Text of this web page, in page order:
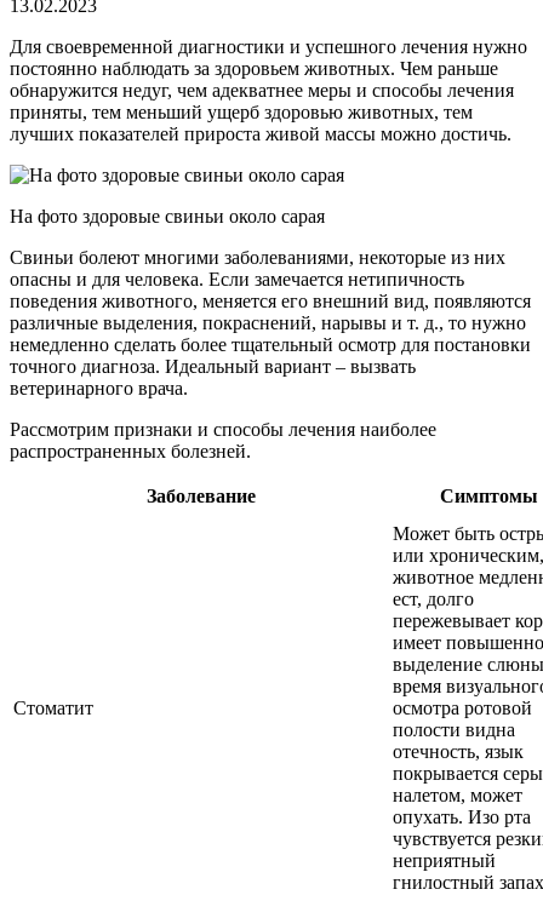
13.02.2023
Для своевременной диагностики и успешного лечения нужно
постоянно наблюдать за здоровьем животных. Чем раньше
обнаружится недуг, чем адекватнее меры и способы лечения
приняты, тем меньший ущерб здоровью животных, тем
лучших показателей прироста живой массы можно достичь.
На фото здоровые свиньи около сарая
Свиньи болеют многими заболеваниями, некоторые из них
опасны и для человека. Если замечается нетипичность
поведения животного, меняется его внешний вид, появляются
различные выделения, покраснений, нарывы и т. д., то нужно
немедленно сделать более тщательный осмотр для постановки
точного диагноза. Идеальный вариант – вызвать
ветеринарного врача.
Рассмотрим признаки и способы лечения наиболее
распространенных болезней.
Заболевание Симптомы
Стоматит
Может быть
или хроническим,
животное
ест, долго
пережевывает
имеет
выделение
время
осмотра ротовой
полости видна
отечность, язык
покрывается
налетом, может
опухать. Изо рта
чувствуется
неприятный
гнилостный